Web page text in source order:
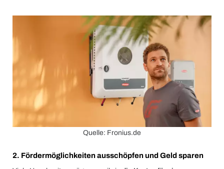
Quelle: Fronius.de
2. Fördermöglichkeiten ausschöpfen und Geld sparen